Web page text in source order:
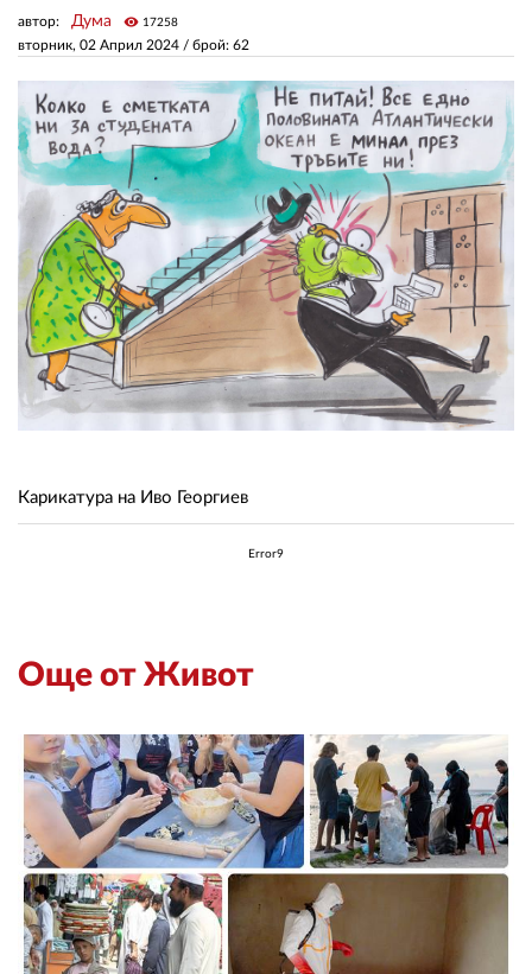
вторник, 02 Април 2024 / брой: 62
автор: Дума visibility 17258
Карикатура на Иво Георгиев
Error9
Още от Живот
ЗА НАС
АВТОРИ
РЕДАКЦИЯ
КОНТАКТИ
РЕКЛАМА
АБОНАМЕНТ
УСЛОВИЯ ЗА ПОЛЗВАНЕ
ПОЛИТИКА ЗА БИСКВИТКИТЕ
ПОЛИТИКАТА ЗА